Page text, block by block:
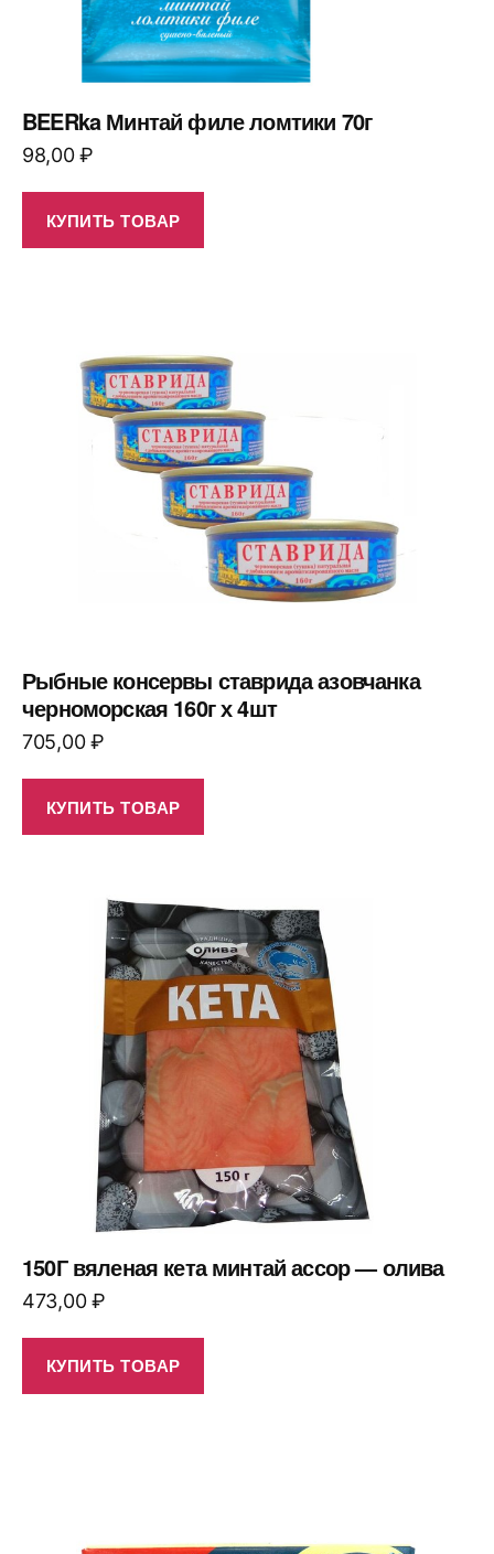
BEERka Минтай филе ломтики 70г
98,00₽
КУПИТЬ ТОВАР
Рыбные консервы ставрида азовчанка
черноморская 160г х 4шт
705,00₽
КУПИТЬ ТОВАР
150Г вяленая кета минтай ассор — олива
473,00₽
КУПИТЬ ТОВАР